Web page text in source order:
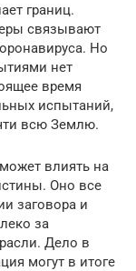
границ.
связывают
Но
нет
время
испытаний,
всю Землю.
влиять на
Оно все
заговора и
за
Дело в
могут в итоге